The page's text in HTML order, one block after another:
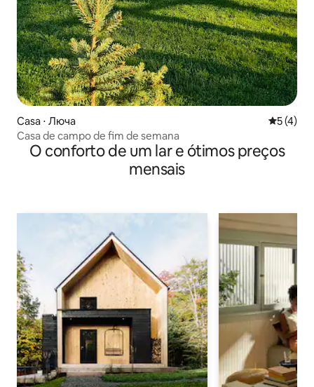
Casa ⋅ Люча 5 de
5 (4)
Casa de campo de fim de semana
O conforto de um lar e ótimos preços
mensais